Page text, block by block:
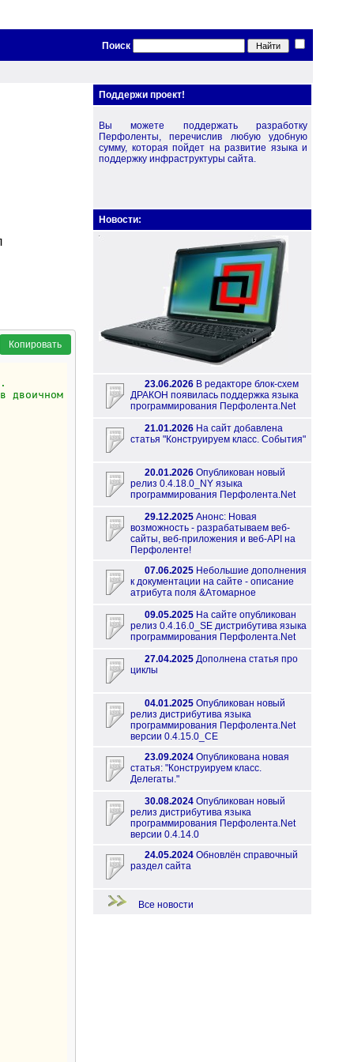
Поиск
Копировать
двоичном дереве.
Поддержи проект!
Вы можете поддержать разработку
Перфоленты, перечислив любую удобную
сумму, которая пойдет на развитие языка и
поддержку инфраструктуры сайта.
Новости:
23.06.2026 В редакторе блок-схем
ДРАКОН появилась поддержка языка
программирования Перфолента.Net
21.01.2026 На сайт добавлена
статья "Конструируем класс. События"
20.01.2026 Опубликован новый
релиз 0.4.18.0_NY языка
программирования Перфолента.Net
29.12.2025 Анонс: Новая
возможность - разрабатываем веб-
сайты, веб-приложения и веб-API на
Перфоленте!
07.06.2025 Небольшие дополнения
к документации на сайте - описание
атрибута поля &Атомарное
09.05.2025 На сайте опубликован
релиз 0.4.16.0_SE дистрибутива языка
программирования Перфолента.Net
27.04.2025 Дополнена статья про
циклы
04.01.2025 Опубликован новый
релиз дистрибутива языка
программирования Перфолента.Net
версии 0.4.15.0_CE
23.09.2024 Опубликована новая
статья: "Конструируем класс.
Делегаты."
30.08.2024 Опубликован новый
релиз дистрибутива языка
программирования Перфолента.Net
версии 0.4.14.0
24.05.2024 Обновлён справочный
раздел сайта
Все новости